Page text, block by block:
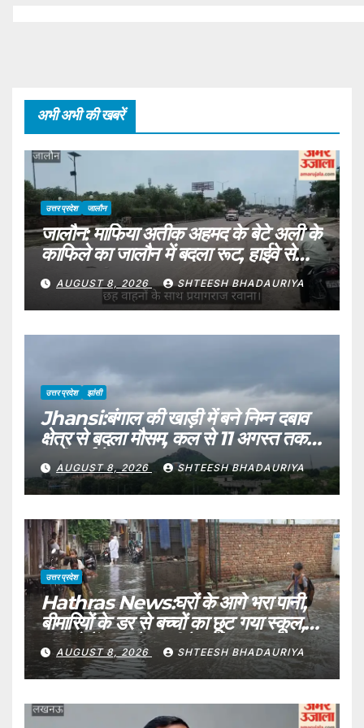
अभी अभी की खबरें
उत्तर प्रदेश जालौन
जालौन: माफिया अतीक अहमद के बेटे अली के
काफिले का जालौन में बदला रूट, हाईवे से
प्रयागराज रवाना
AUGUST 8, 2026 SHTEESH BHADAURIYA
उत्तर प्रदेश झांसी
Jhansi:बंगाल की खाड़ी में बने निम्न दबाव
क्षेत्र से बदला मौसम, कल से 11 अगस्त तक
भारी वर्षा के आसार – Jhansi:
Weather Changes Due To A
Low-pressure Area Formed
Over The Bay Of Bengal
AUGUST 8, 2026 SHTEESH BHADAURIYA
उत्तर प्रदेश
Hathras News:घरों के आगे भरा पानी,
बीमारियों के डर से बच्चों का छूट गया स्कूल,
मकानो में घुस रहे जहरीले कीड़े – Water
Filled In The Street Of Village
Baghana
AUGUST 8, 2026 SHTEESH BHADAURIYA